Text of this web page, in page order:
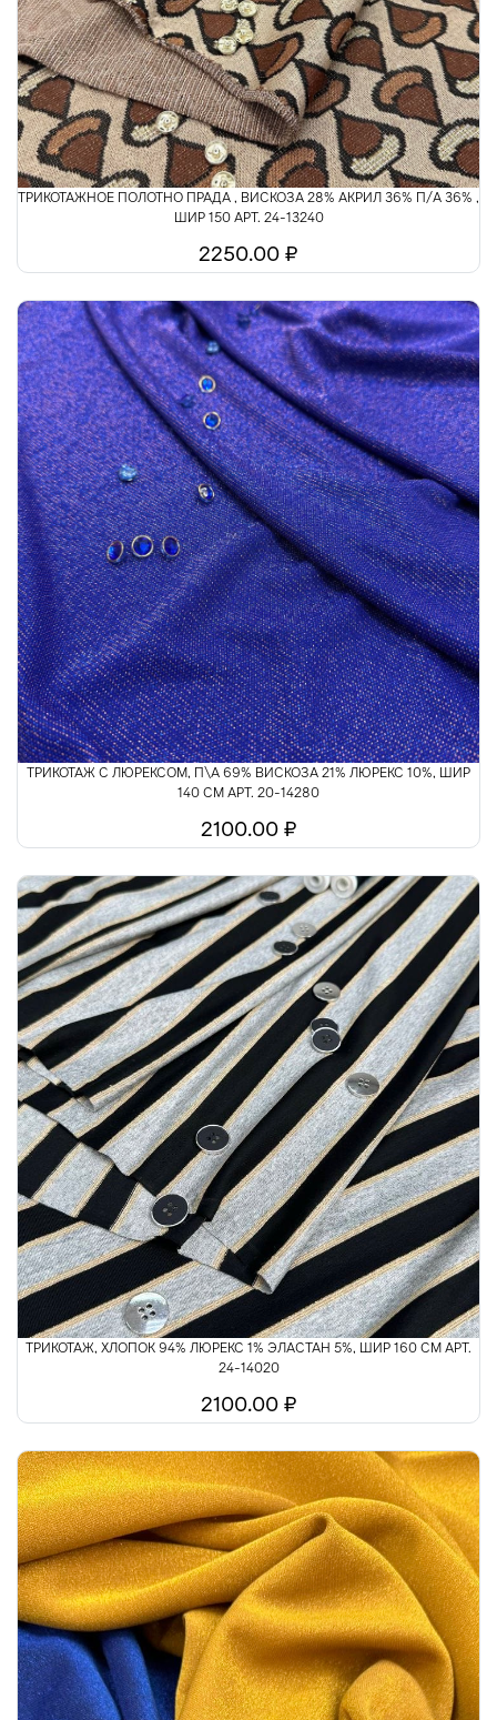
ТРИКОТАЖНОЕ ПОЛОТНО ПРАДА , ВИСКОЗА 28% АКРИЛ 36% П/А 36% ,
ШИР 150 АРТ. 24-13240
2250.00 ₽
ТРИКОТАЖ С ЛЮРЕКСОМ, П\А 69% ВИСКОЗА 21% ЛЮРЕКС 10%, ШИР
140 СМ АРТ. 20-14280
2100.00 ₽
ТРИКОТАЖ, ХЛОПОК 94% ЛЮРЕКС 1% ЭЛАСТАН 5%, ШИР 160 СМ АРТ.
24-14020
2100.00 ₽